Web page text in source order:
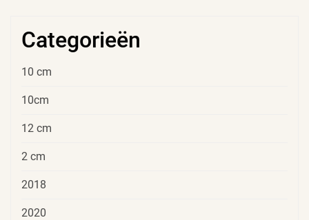
Categorieën
10 cm
10cm
12 cm
2 cm
2018
2020